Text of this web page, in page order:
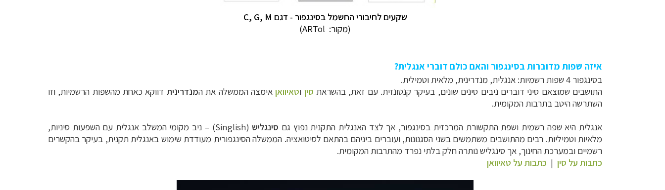
שקעים לחיבורי החשמלבסינגפור - דגם C, G, M
(מקור:
איזה שפות מדוברות בסינגפור והאם כולם דוברי אנגלית?
בסינגפור 4 שפות רשמיות:
אנגלית, מנדרינית, מלאית וטמילית.
התושבים שמוצאם סיני דוברים ניבים סינים שונים, בעיקר קנטונזית. עם זאת, בהשראת סין וטאיוואןאימצה הממשלה את המנדרינית דווקא כאחת מהשפות הרשמיות, וזו
השתרשה היטב בתרבות המקומית.
אנגלית היא שפה רשמית ושפת התקשורת המרכזית בסינגפור, אך לצד האנגלית התקנית נפוץ גם סינגליש
(Singlish) – ניב מקומי המשלב אנגלית עם השפעות סיניות,
מלאיות וטמיליות. רבים מהתושבים משתמשים בשני הסגנונות, ועוברים ביניהם בהתאם לסיטואציה. הממשלה הסינגפורית מעודדת שימוש באנגלית תקנית, בעיקר בהקשרים
רשמיים ובמערכת החינוך, אך סינגליש נותרה חלק בלתי נפרד מהתרבות המקומית.
כתבות על סין | כתבות על טאיוואן